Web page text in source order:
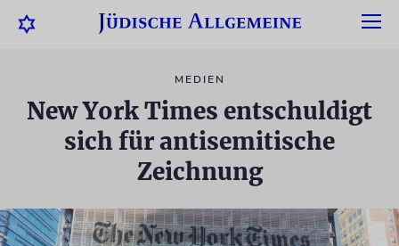
MEDIEN
New York Times entschuldigt
sich für antisemitische
Zeichnung